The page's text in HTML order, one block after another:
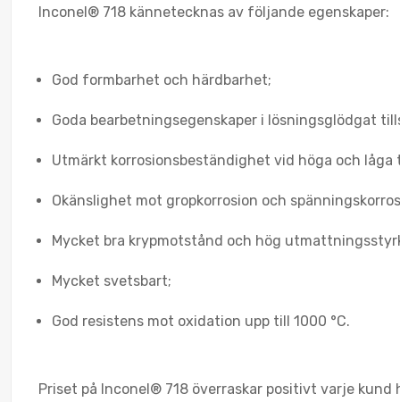
Inconel® 718 kännetecknas av följande egenskaper:
God formbarhet och härdbarhet;
Goda bearbetningsegenskaper i lösningsglödgat
Utmärkt korrosionsbeständighet vid höga och låga
Okänslighet mot gropkorrosion och
Mycket bra krypmotstånd och hög
Mycket svetsbart;
God resistens mot oxidation upp till 1000 °C.
Priset på Inconel® 718 överraskar positivt varje